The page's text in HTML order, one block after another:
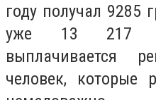
году получал 9285
уже 13 217
выплачивается
человек, которые